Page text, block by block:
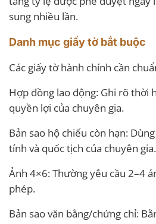
sung nhiều lần.
Danh mục giấy tờ bắt buộc
Các giấy tờ hành chính cần
Hợp đồng lao động: Ghi rõ thời
quyền lợi của chuyên gia.
Bản sao hộ chiếu còn hạn:
tính và quốc tịch của chuyên gia.
Ảnh 4×6: Thường yêu cầu 2–4
phép.
Bản sao văn bằng/chứng chỉ: